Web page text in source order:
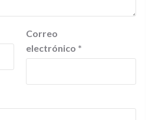
Correo
electrónico *